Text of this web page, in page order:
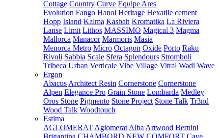
Cottage Country Curve Equipe Ares
Evolution Fango Hanoi Heritage Hexatile cement
Hopp Island Kalma Kasbah Kromatika La Riviera
Lanse Limit Lithos MASSIMO Magical 3 Magma
Mallorca Manacor Marmoris Masia
Menorca Metro Micro Octagon Oxide Porto Raku
Rivoli Sabbia Scale Sfera Splendours Stromboli
Tribeca Urban Verticale Vibe Village Vitral Wadi Wave
Ergon
Abacus Architect Resin Cornerstone Cornerstone
Alpen Elegance Pro Grain Stone Lombarda Medley
Oros Stone Pigmento Stone Project Stone Talk Tr3nd
Wood Talk Woodtouch
Estima
AGLOMERAT Aglomerat Alba Artwood Bernini